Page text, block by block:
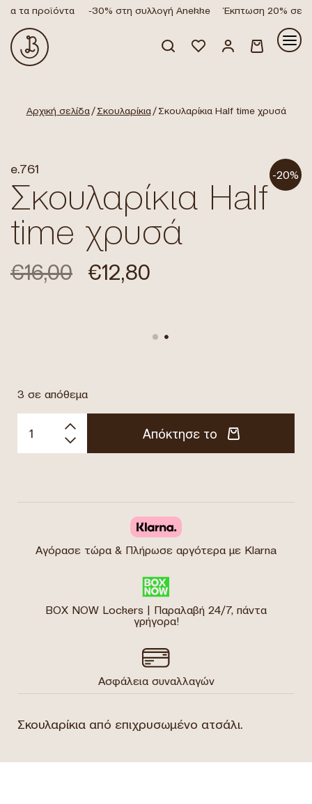
τα προϊόντα -30% στη συλλογή Anekke Έκπτωση 20% σε
Αρχική σελίδα/Σκουλαρίκια/ Σκουλαρίκια Half time χρυσά
-20%
e.761
Σκουλαρίκια Half
time χρυσά
€16,00 €12,80
3 σε απόθεμα
Απόκτησε το
Αγόρασε τώρα & Πλήρωσε αργότερα με Klarna
BOX NOW Lockers | Παραλαβή 24/7, πάντα
γρήγορα!
Ασφάλεια συναλλαγών
Σκουλαρίκια από επιχρυσωμένο ατσάλι.